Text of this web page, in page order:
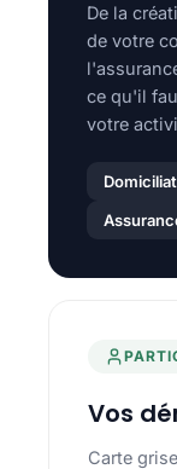
De la
de votre
ce qu'il
votre
Vos
Carte